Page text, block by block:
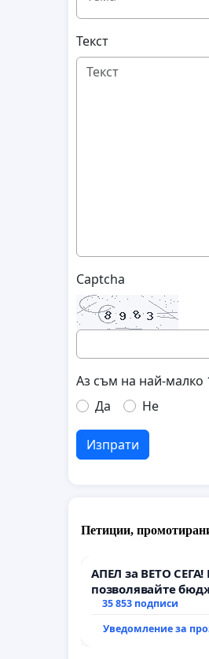
Текст
Captcha
Аз съм на най-
Да
Не
Изпрати
Петиции,
АПЕЛ за ВЕТО СЕГА!
позволявайте
да открадне
35 853 подписи
Уведомление за